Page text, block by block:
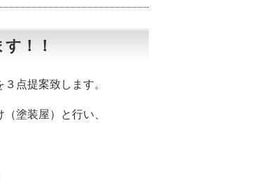
！！
点提案致します。
塗装屋）と行い、